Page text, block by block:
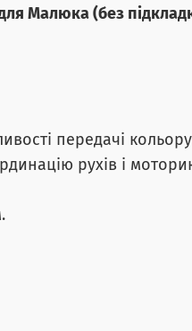
Малюка (без
передачі
рухів і